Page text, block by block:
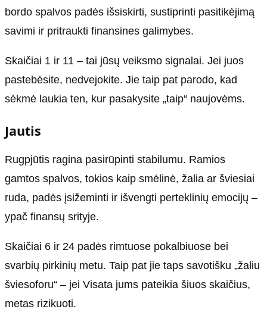
bordo spalvos padės išsiskirti, sustiprinti pasitikėjimą
savimi ir pritraukti finansines galimybes.
Skaičiai 1 ir 11 – tai jūsų veiksmo signalai. Jei juos
pastebėsite, nedvejokite. Jie taip pat parodo, kad
sėkmė laukia ten, kur pasakysite „taip“ naujovėms.
Jautis
Rugpjūtis ragina pasirūpinti stabilumu. Ramios
gamtos spalvos, tokios kaip smėlinė, žalia ar šviesiai
ruda, padės įsižeminti ir išvengti perteklinių emocijų –
ypač finansų srityje.
Skaičiai 6 ir 24 padės rimtuose pokalbiuose bei
svarbių pirkinių metu. Taip pat jie taps savotišku „žaliu
šviesoforu“ – jei Visata jums pateikia šiuos skaičius,
metas rizikuoti.